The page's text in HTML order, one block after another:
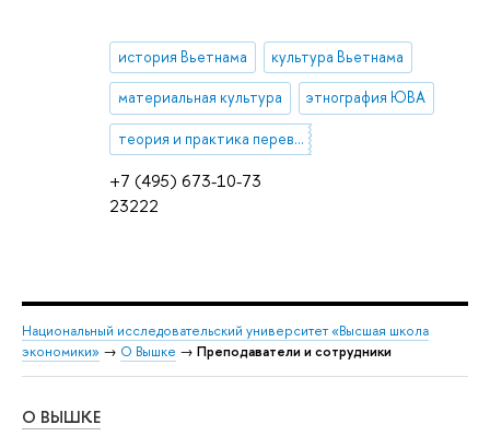
+7 (495) 673-10-73
23222
история Вьетнама культура Вьетнама
материальная культура этнография ЮВА
теория и практика перевода
Национальный исследовательский университет «Высшая школа
экономики» → О Вышке → Преподаватели и сотрудники
О ВЫШКЕ